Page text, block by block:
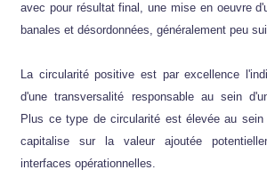
avec pour résultat final, une mise en oeuvre
banales et désordonnées, généralement peu
La circularité positive est par excellence
d'une transversalité responsable au sein
Plus ce type de circularité est élevée au sein
capitalise sur la valeur ajoutée
interfaces opérationnelles.